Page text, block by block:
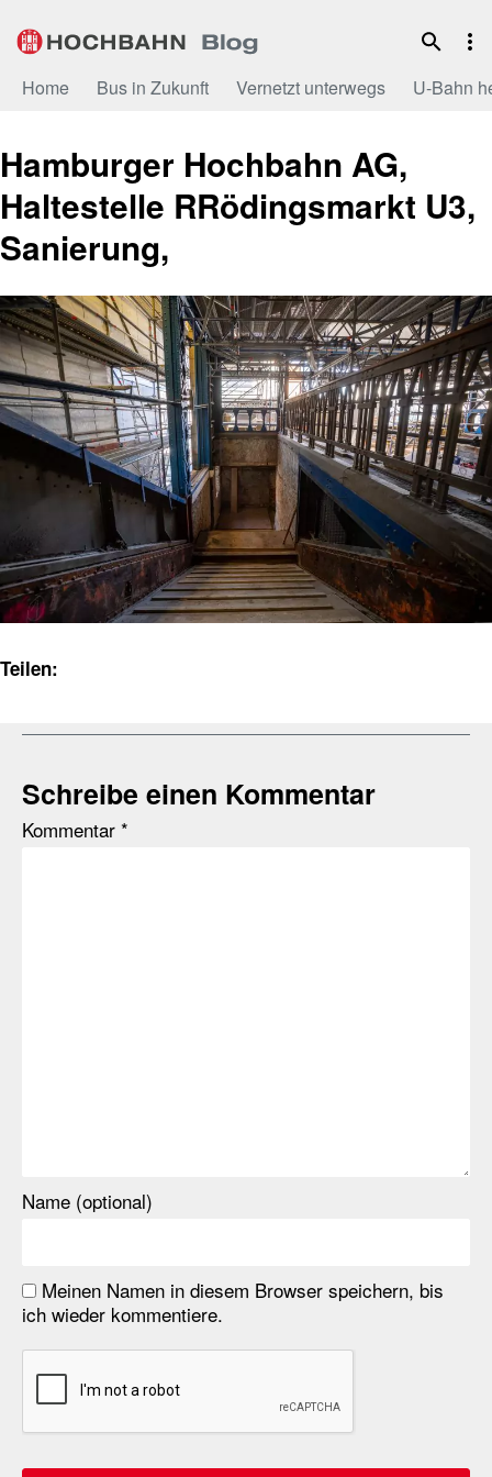
Inhalt
Home Bus in Zukunft Vernetzt unterwegs U-Bahn
Hamburger Hochbahn AG,
Haltestelle RRödingsmarkt U3,
Sanierung,
Teilen:
Schreibe einen Kommentar
Kommentar *
Name (optional)
Meinen Namen in diesem Browser speichern, bis
ich wieder kommentiere.